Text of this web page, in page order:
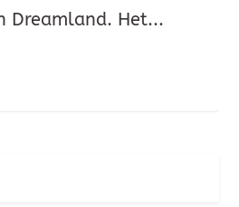
Dreamland. Het...